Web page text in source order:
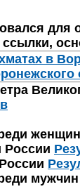
ссылки,
в
женщин
России
мужчин